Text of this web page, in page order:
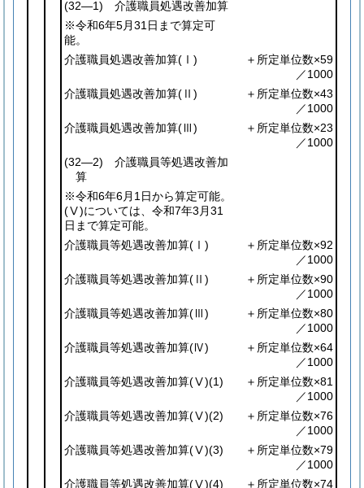
(32―1) 介護職員処遇改善加算
※令和6年5月31日まで算定可
能。
介護職員処遇改善加算(Ⅰ)
＋所定単位数×59
／1000
介護職員処遇改善加算(Ⅱ)
＋所定単位数×43
／1000
介護職員処遇改善加算(Ⅲ)
＋所定単位数×23
／1000
(32―2) 介護職員等処遇改善加
算
※令和6年6月1日から算定可能。
(Ⅴ)については、令和7年3月31
日まで算定可能。
介護職員等処遇改善加算(Ⅰ)
＋所定単位数×92
／1000
介護職員等処遇改善加算(Ⅱ)
＋所定単位数×90
／1000
介護職員等処遇改善加算(Ⅲ)
＋所定単位数×80
／1000
介護職員等処遇改善加算(Ⅳ)
＋所定単位数×64
／1000
介護職員等処遇改善加算(Ⅴ)(1)
＋所定単位数×81
／1000
介護職員等処遇改善加算(Ⅴ)(2)
＋所定単位数×76
／1000
介護職員等処遇改善加算(Ⅴ)(3)
＋所定単位数×79
／1000
介護職員等処遇改善加算(Ⅴ)(4) ＋所定単位数×74